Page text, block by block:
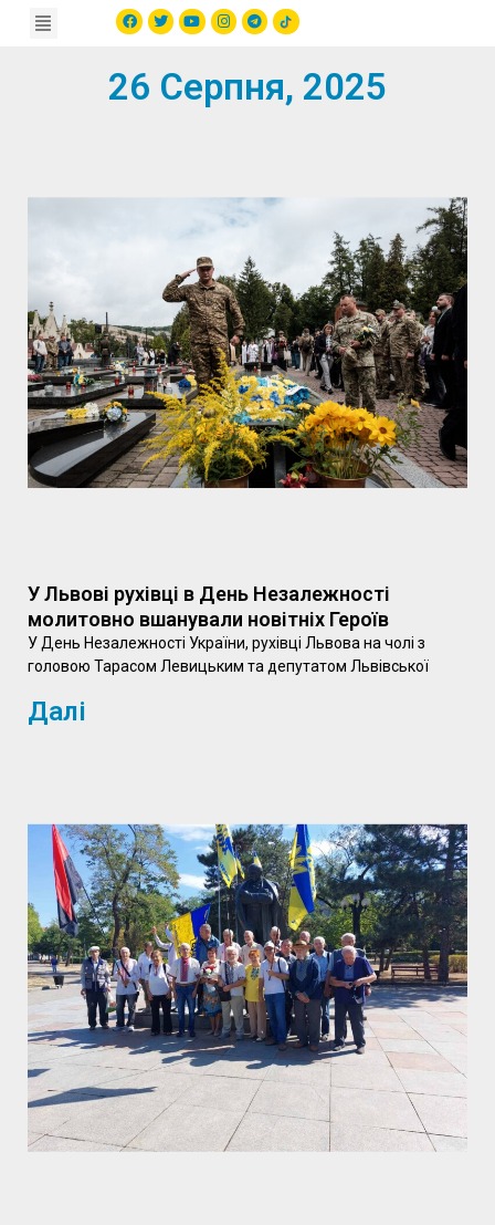
26 Серпня, 2025
У Львові рухівці в День Незалежності
молитовно вшанували новітніх Героїв
У День Незалежності України, рухівці Львова на чолі з
головою Тарасом Левицьким та депутатом Львівської
Далі